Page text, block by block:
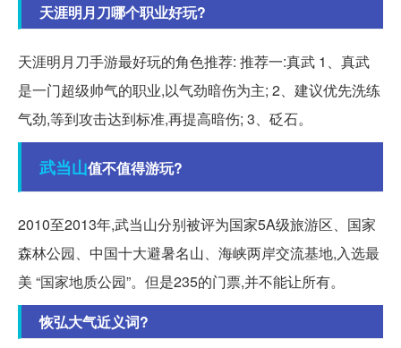
天涯明月刀哪个职业好玩?
天涯明月刀手游最好玩的角色推荐: 推荐一:真武 1、真武
是一门超级帅气的职业,以气劲暗伤为主; 2、建议优先洗练
气劲,等到攻击达到标准,再提高暗伤; 3、砭石。
武当山值不值得游玩?
2010至2013年,武当山分别被评为国家5A级旅游区、国家
森林公园、中国十大避暑名山、海峡两岸交流基地,入选最
美 “国家地质公园”。但是235的门票,并不能让所有。
恢弘大气近义词?